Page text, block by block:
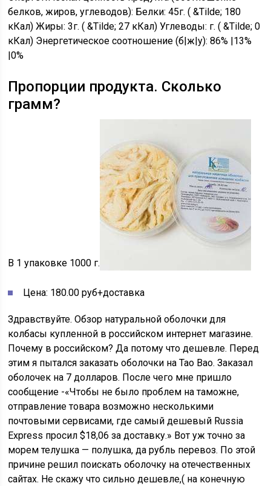
белков, жиров, углеводов): Белки: 45г. ( &Tilde; 180
кКал) Жиры: 3г. ( &Tilde; 27 кКал) Углеводы: г. ( &Tilde; 0
кКал) Энергетическое соотношение (б|ж|у): 86% |13%
|0%
Пропорции продукта. Сколько
грамм?
В 1 упаковке 1000 г.
Цена: 180.00 руб+доставка
Здравствуйте. Обзор натуральной оболочки для
колбасы купленной в российском интернет магазине.
Почему в российском? Да потому что дешевле. Перед
этим я пытался заказать оболочки на Тао Вао. Заказал
оболочек на 7 долларов. После чего мне пришло
сообщение -«Чтобы не было проблем на таможне,
отправление товара возможно несколькими
почтовыми сервисами, где самый дешевый Russia
Express просил $18,06 за доставку.» Вот уж точно за
морем телушка — полушка, да рубль перевоз. По этой
причине решил поискать оболочку на отечественных
сайтах. Не скажу что сильно дешевле,( на конечную